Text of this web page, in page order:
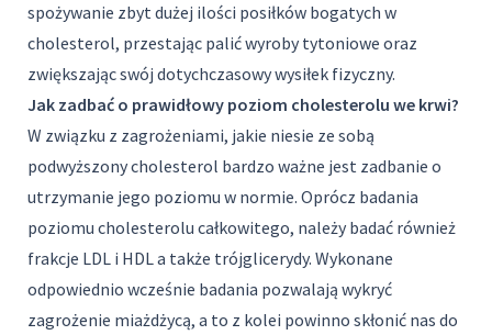
spożywanie zbyt dużej ilości posiłków bogatych w
cholesterol, przestając palić wyroby tytoniowe oraz
zwiększając swój dotychczasowy wysiłek fizyczny.
Jak zadbać o prawidłowy poziom cholesterolu we krwi?
W związku z zagrożeniami, jakie niesie ze sobą
podwyższony cholesterol bardzo ważne jest zadbanie o
utrzymanie jego poziomu w normie. Oprócz badania
poziomu cholesterolu całkowitego, należy badać również
frakcje LDL i HDL a także trójglicerydy. Wykonane
odpowiednio wcześnie badania pozwalają wykryć
zagrożenie miażdżycą, a to z kolei powinno skłonić nas do